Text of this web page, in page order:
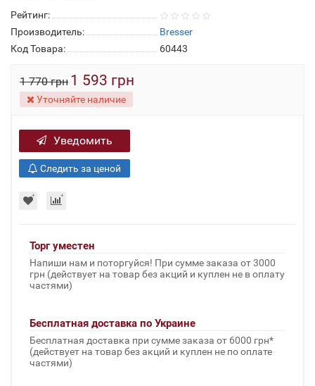
Рейтинг:
Производитель:
Bresser
Код Товара:
60443
1 770 грн 1 593 грн
Уточняйте наличие
Уведомить
Следить за ценой
Торг уместен
Напиши нам и поторгуйся! При сумме заказа от 3000
грн (действует на товар без акций и куплен не в оплату
частями)
Бесплатная доставка по Украине
Бесплатная доставка при сумме заказа от 6000 грн*
(действует на товар без акций и куплен не по оплате
частями)